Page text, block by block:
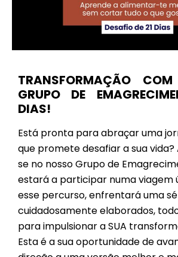
TRANSFORMAÇÃO
GRUPO DE
DIAS!
Está pronta para abraçar uma
que promete desafiar a sua
se no nosso Grupo de
estará a participar numa viagem
esse percurso, enfrentará uma
cuidadosamente elaborados,
para impulsionar a SUA
Esta é a sua oportunidade de